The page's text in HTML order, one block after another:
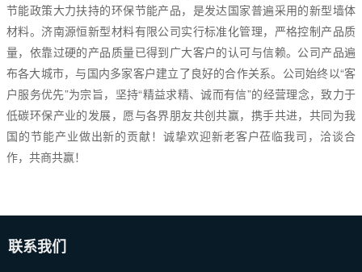
节能政策大力扶持的环保节能产品，是发达国家普遍采用的新型墙体
材料。济南源恒新型材料有限公司实行标准化管理，严格控制产品质
量，依靠过硬的产品质量已得到广大客户的认可与信赖。公司产品遍
布各大城市，与国内多家客户建立了良好的合作关系。公司始终以“客
户服务优先”为宗旨，坚持“精益求精、诚而有信”的经营理念，致力于
低碳环保产业的发展，愿与各界朋友共创共赢，携手共进，共同为我
国的节能产业做出新的贡献！诚挚欢迎新老客户莅临我司，洽谈合
作，共商共赢！
联系我们